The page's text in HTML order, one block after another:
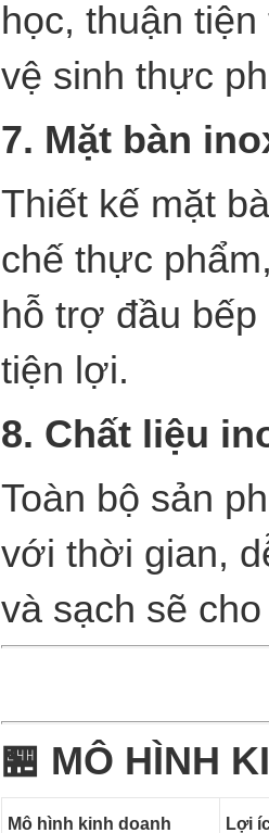
học, thuận
vệ sinh thực
7. Mặt bàn
Thiết kế mặt
chế thực
hỗ trợ đầu
tiện lợi.
8. Chất liệu
Toàn bộ sản
với thời gian,
và sạch sẽ
🏪 MÔ HÌNH
Mô hình kinh doanh Lợi